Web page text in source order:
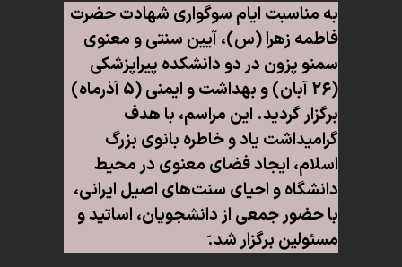
به مناسبت ایام سوگواری شهادت حضرت
فاطمه زهرا (س)، آیین سنتی و معنوی
سمنو پزون در دو دانشکده پیراپزشکی
(26 آبان) و بهداشت و ایمنی (5 آذرماه)
برگزار گردید. این مراسم، با هدف
گرامیداشت یاد و خاطره بانوی بزرگ
اسلام، ایجاد فضای معنوی در محیط
دانشگاه و احیای سنت‌های اصیل ایرانی،
با حضور جمعی از دانشجویان، اساتید و
مسئولین برگزار شد.َ